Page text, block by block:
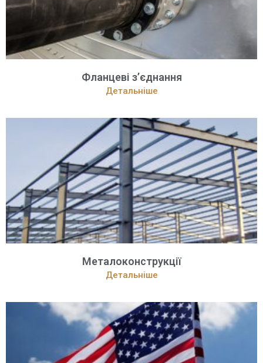
Фланцеві з’єднання
Детальніше
Металоконструкції
Детальніше